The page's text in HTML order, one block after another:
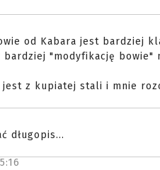
od Kabara jest bardziej
bardziej "modyfikację bowie"
z kupiatej stali i mnie
długopis...